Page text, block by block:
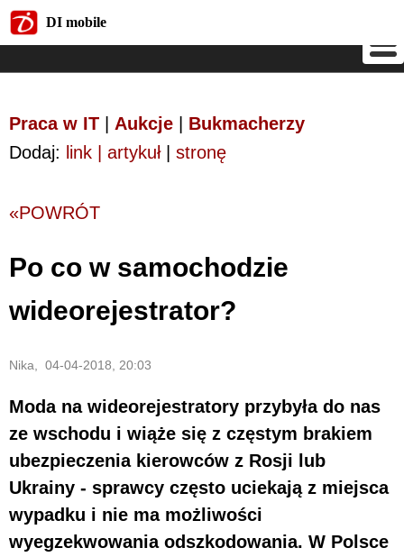
DI mobile
Praca w IT Aukcje
Bukmacherzy
Dodaj: link | artykuł| stronę
«POWRÓT
Po co w samochodzie
wideorejestrator?
Nika, 04-04-2018, 20:03
Moda na wideorejestratory przybyła do nas
ze wschodu i wiąże się z częstym brakiem
ubezpieczenia kierowców z Rosji lub
Ukrainy - sprawcy często uciekają z miejsca
wypadku i nie ma możliwości
wyegzekwowania odszkodowania. W Polsce
DI mobile